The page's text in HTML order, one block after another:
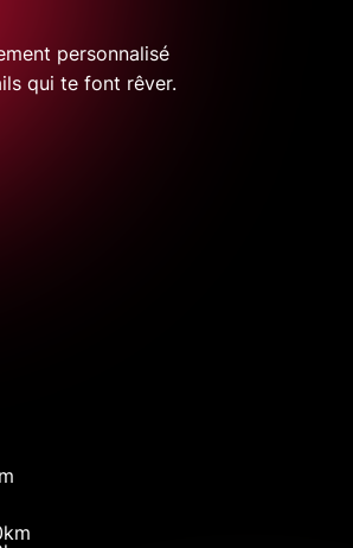
personnalisé
qui te font rêver.